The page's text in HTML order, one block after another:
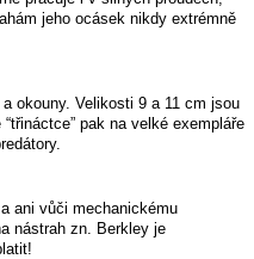
jeho ocásek nikdy extrémně
okouny. Velikosti 9 a 11 cm jsou
pak na velké exempláře
ani vůči mechanickému
nástrah zn. Berkley je